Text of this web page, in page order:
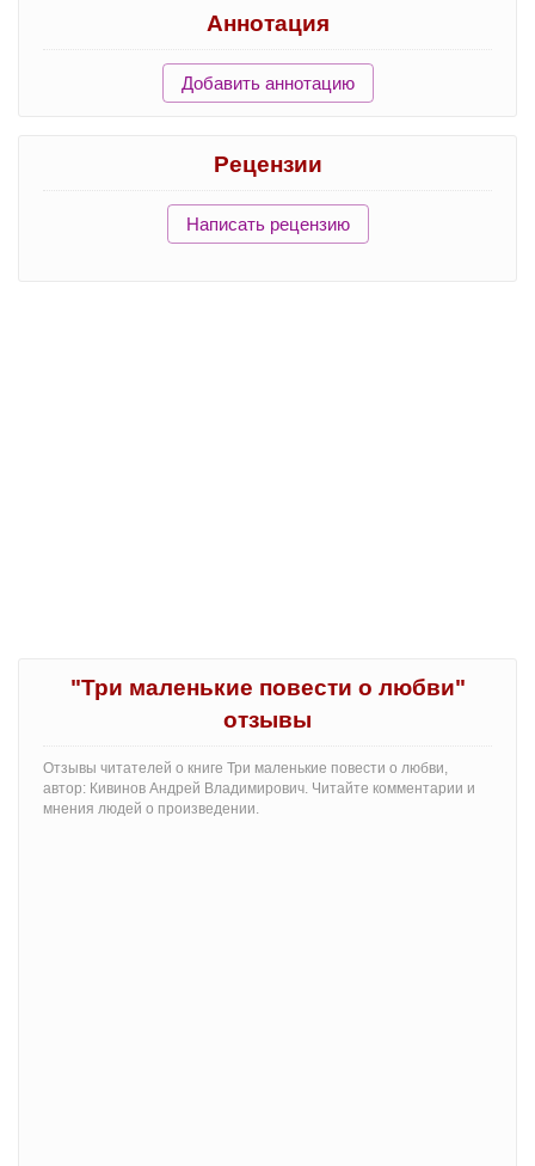
Аннотация
Добавить аннотацию
Рецензии
Написать рецензию
"Три маленькие повести о любви"
отзывы
Отзывы читателей о книге Три маленькие повести о любви,
автор: Кивинов Андрей Владимирович. Читайте комментарии и
мнения людей о произведении.